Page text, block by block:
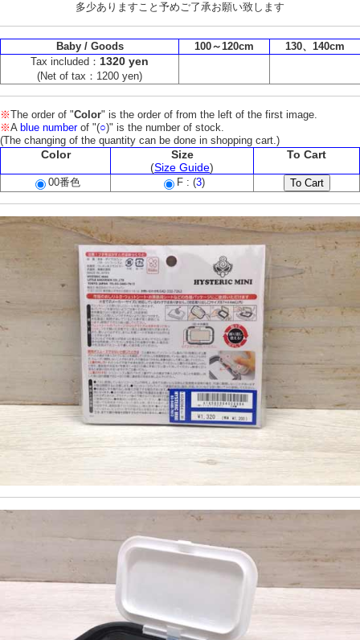
多少ありますこと予めご了承お願い致します
Baby / Goods 100～120cm
130、140cm
Tax included： 1320 yen
(Net of tax：1200 yen)
※The order of "Color" is the order of from the left of the first image.
※A blue numberof "(○)" is the number of stock.
(The changing of the quantity can be done in shopping cart.)
Color
Size
(Size Guide)
To Cart
00番色 F : (3)